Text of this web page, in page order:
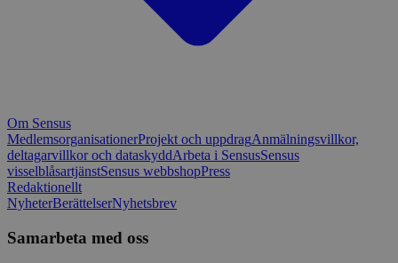
Om Sensus
MedlemsorganisationerProjekt och uppdragAnmälningsvillkor,
deltagarvillkor och dataskyddArbeta i SensusSensus
visselblåsartjänstSensus webbshopPress
Redaktionellt
NyheterBerättelserNyhetsbrev
Samarbeta med oss